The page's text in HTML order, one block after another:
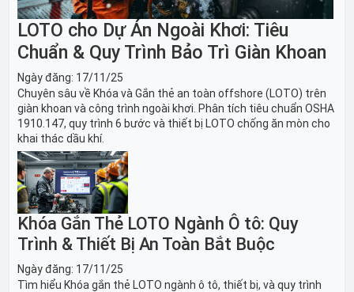
LOTO cho Dự Án Ngoài Khơi: Tiêu
Chuẩn & Quy Trình Bảo Trì Giàn Khoan
Ngày đăng: 17/11/25
Chuyên sâu về Khóa và Gắn thẻ an toàn offshore (LOTO) trên
giàn khoan và công trình ngoài khơi. Phân tích tiêu chuẩn OSHA
1910.147, quy trình 6 bước và thiết bị LOTO chống ăn mòn cho
khai thác dầu khí.
Khóa Gắn Thẻ LOTO Ngành Ô tô: Quy
Trình & Thiết Bị An Toàn Bắt Buộc
Ngày đăng: 17/11/25
Tìm hiểu Khóa gắn thẻ LOTO ngành ô tô, thiết bị, và quy trình